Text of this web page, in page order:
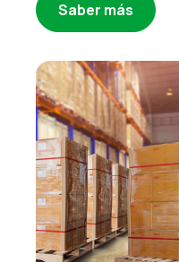
Saber más